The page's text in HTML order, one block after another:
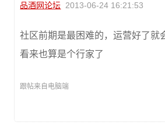
品酒网论坛 2013-06-24 16:21:53
社区前期是最困难的，运营好了就
看来也算是个行家了
跟帖来自电脑端